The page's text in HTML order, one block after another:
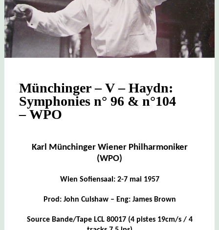
Münchinger – V – Haydn:
Symphonies n° 96 & n°104
– WPO
Karl Münchinger Wiener Philharmoniker
(WPO)
Wien Sofiensaal: 2-7 mai 1957
Prod: John Culshaw – Eng: James Brown
Source Bande/Tape LCL 80017 (4 pistes 19cm/s / 4